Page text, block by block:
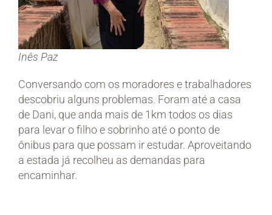
Inês Paz
Conversando com os moradores e trabalhadores
descobriu alguns problemas. Foram até a casa
de Dani, que anda mais de 1km todos os dias
para levar o filho e sobrinho até o ponto de
ônibus para que possam ir estudar. Aproveitando
a estada já recolheu as demandas para
encaminhar.